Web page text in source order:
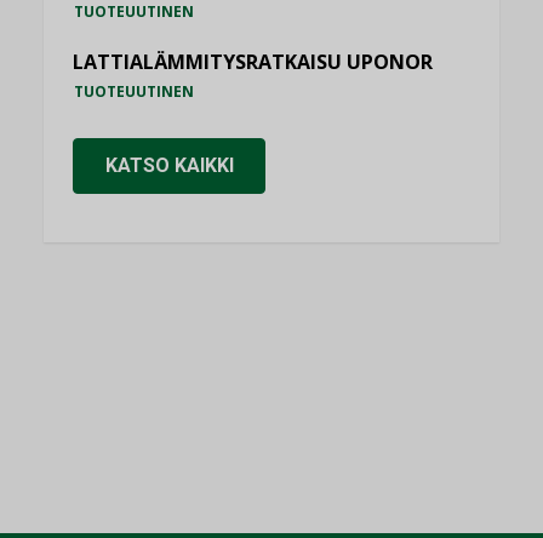
TUOTEUUTINEN
LATTIALÄMMITYSRATKAISU UPONOR
TUOTEUUTINEN
KATSO KAIKKI